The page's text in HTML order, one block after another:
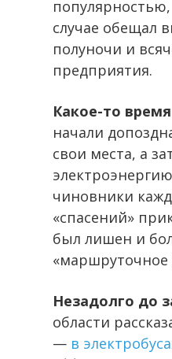
случае обещал
полуночи и
предприятия.
Какое-то
начали
свои места, а
чиновники
«спасений»
был лишен и
«маршруточное
Незадолго до
области
— в